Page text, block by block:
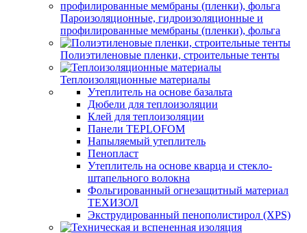
Пароизоляционные, гидроизоляционные и
профилированные мембраны (пленки), фольга
Полиэтиленовые пленки, строительные тенты
Теплоизоляционные материалы
Утеплитель на основе базальта
Дюбели для теплоизоляции
Клей для теплоизоляции
Панели TEPLOFOM
Напыляемый утеплитель
Пенопласт
Утеплитель на основе кварца и стекло-
штапельного волокна
Фольгированный огнезащитный материал
ТЕХИЗОЛ
Экструдированный пенополистирол (XPS)